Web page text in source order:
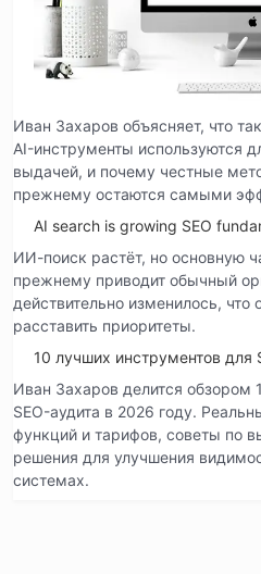
Иван Захаров объясняет, что
AI-инструменты используются
выдачей, и почему честные
прежнему остаются самыми
AI search is growing SEO
ИИ-поиск растёт, но основную
прежнему приводит обычный
действительно изменилось,
расставить приоритеты.
10 лучших инструментов для
Иван Захаров делится обзором
SEO-аудита в 2026 году.
функций и тарифов, советы по
решения для улучшения
системах.